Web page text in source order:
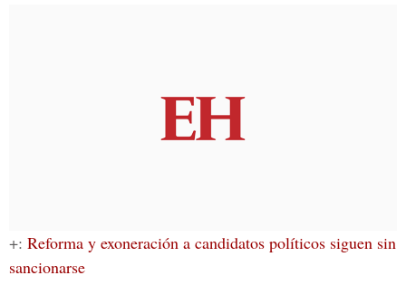
+: Reforma y exoneración a candidatos políticos siguen sin
sancionarse